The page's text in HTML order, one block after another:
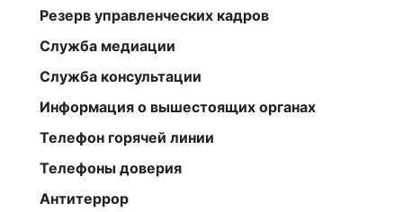
Резерв управленческих кадров
Служба медиации
Служба консультации
Информация о вышестоящих органах
Телефон горячей линии
Телефоны доверия
Антитеррор